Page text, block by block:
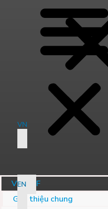
VN
EN
VỀ JVSF
Giới thiệu chung